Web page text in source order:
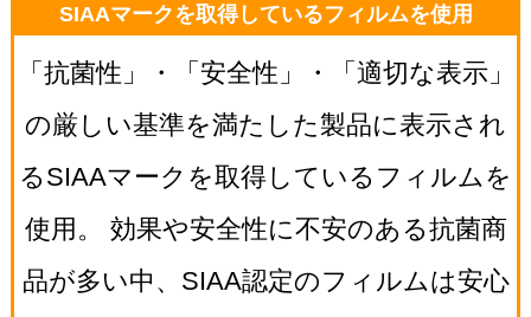
SIAAマークを取得しているフィルムを使用
「抗菌性」・「安全性」・「適切な表示」
の厳しい基準を満たした製品に表示され
るSIAAマークを取得しているフィルムを
使用。 効果や安全性に不安のある抗菌商
品が多い中、SIAA認定のフィルムは安心